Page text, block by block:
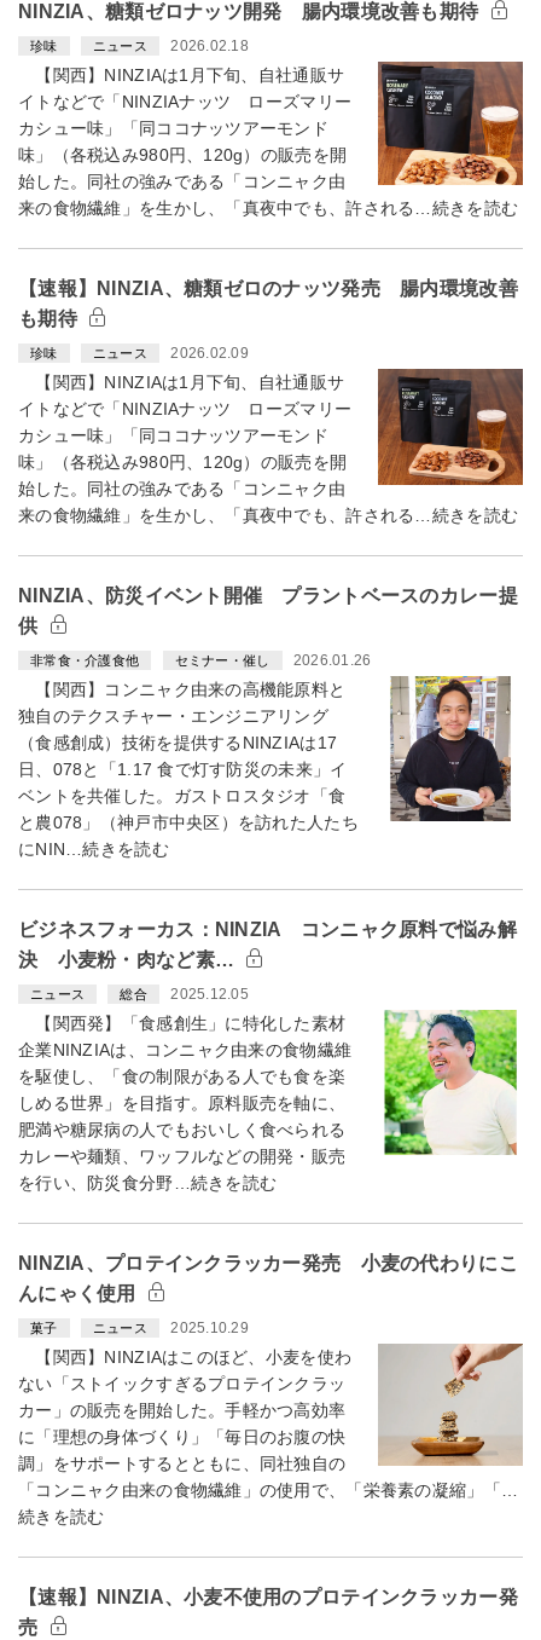
NINZIA、糖類ゼロナッツ開発 腸内環境改善も期待
珍味 ニュース 2026.02.18
【関西】NINZIAは1月下旬、自社通販サ
イトなどで「NINZIAナッツ ローズマリー
カシュー味」「同ココナッツアーモンド
味」（各税込み980円、120g）の販売を開
始した。同社の強みである「コンニャク由
来の食物繊維」を生かし、「真夜中でも、許される…続きを読む
【速報】NINZIA、糖類ゼロのナッツ発売 腸内環境改善
も期待
珍味 ニュース 2026.02.09
【関西】NINZIAは1月下旬、自社通販サ
イトなどで「NINZIAナッツ ローズマリー
カシュー味」「同ココナッツアーモンド
味」（各税込み980円、120g）の販売を開
始した。同社の強みである「コンニャク由
来の食物繊維」を生かし、「真夜中でも、許される…続きを読む
NINZIA、防災イベント開催 プラントベースのカレー提
供
非常食・介護食他 セミナー・催し 2026.01.26
【関西】コンニャク由来の高機能原料と
独自のテクスチャー・エンジニアリング
（食感創成）技術を提供するNINZIAは17
日、078と「1.17 食で灯す防災の未来」イ
ベントを共催した。ガストロスタジオ「食
と農078」（神戸市中央区）を訪れた人たち
にNIN…続きを読む
ビジネスフォーカス：NINZIA コンニャク原料で悩み解
決 小麦粉・肉など素…
ニュース 総合 2025.12.05
【関西発】「食感創生」に特化した素材
企業NINZIAは、コンニャク由来の食物繊維
を駆使し、「食の制限がある人でも食を楽
しめる世界」を目指す。原料販売を軸に、
肥満や糖尿病の人でもおいしく食べられる
カレーや麺類、ワッフルなどの開発・販売
を行い、防災食分野…続きを読む
NINZIA、プロテインクラッカー発売 小麦の代わりにこ
んにゃく使用
菓子 ニュース 2025.10.29
【関西】NINZIAはこのほど、小麦を使わ
ない「ストイックすぎるプロテインクラッ
カー」の販売を開始した。手軽かつ高効率
に「理想の身体づくり」「毎日のお腹の快
調」をサポートするとともに、同社独自の
「コンニャク由来の食物繊維」の使用で、「栄養素の凝縮」「…
続きを読む
【速報】NINZIA、小麦不使用のプロテインクラッカー発
売